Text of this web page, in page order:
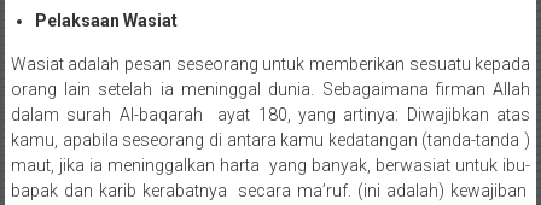
Selatan/Padang
Padang
Utara/
Kota
Padang/
Sumatera
Pelaksaan Wasiat
Wasiat adalah pesan seseorang untuk memberikan sesuatu kepada
orang lain setelah ia meninggal dunia. Sebagaimana firman Allah
dalam surah Al-baqarah ayat 180, yang artinya: Diwajibkan atas
kamu, apabila seseorang di antara kamu kedatangan (tanda-tanda )
maut, jika ia meninggalkan harta yang banyak, berwasiat untuk ibu-
bapak dan karib kerabatnya secara ma’ruf. (ini adalah) kewajiban